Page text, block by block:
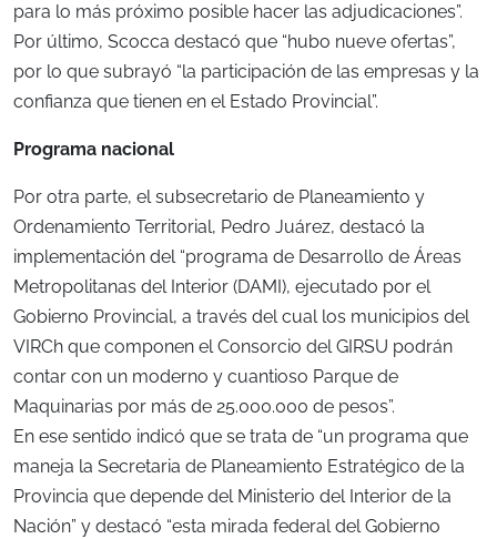
para lo más próximo posible hacer las adjudicaciones”.
Por último, Scocca destacó que “hubo nueve ofertas”,
por lo que subrayó “la participación de las empresas y la
confianza que tienen en el Estado Provincial”.
Programa nacional
Por otra parte, el subsecretario de Planeamiento y
Ordenamiento Territorial, Pedro Juárez, destacó la
implementación del “programa de Desarrollo de Áreas
Metropolitanas del Interior (DAMI), ejecutado por el
Gobierno Provincial, a través del cual los municipios del
VIRCh que componen el Consorcio del GIRSU podrán
contar con un moderno y cuantioso Parque de
Maquinarias por más de 25.000.000 de pesos”.
En ese sentido indicó que se trata de “un programa que
maneja la Secretaria de Planeamiento Estratégico de la
Provincia que depende del Ministerio del Interior de la
Nación” y destacó “esta mirada federal del Gobierno